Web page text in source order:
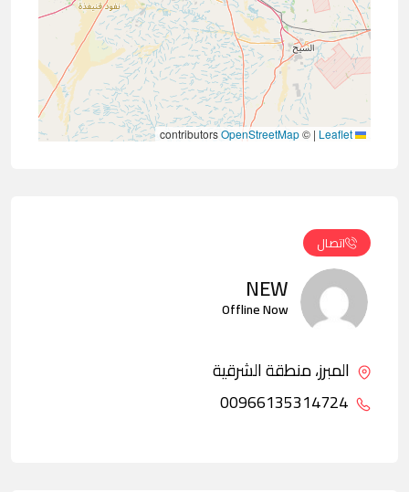
|
©
OpenStreetMap
اتصال
NEW
Offline Now
المبرز، منطقة الشرقية